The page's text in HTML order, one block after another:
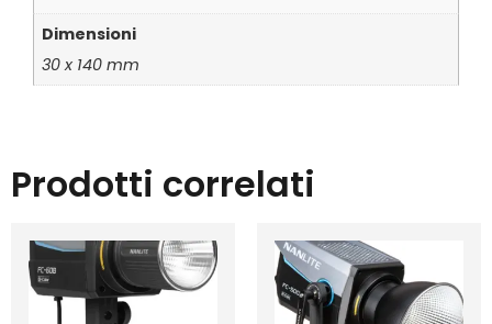
Dimensioni
30 x 140 mm
Prodotti correlati